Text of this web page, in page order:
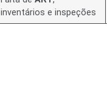
inventários e inspeções